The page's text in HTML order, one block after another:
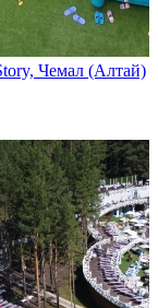
Чемал (Алтай)